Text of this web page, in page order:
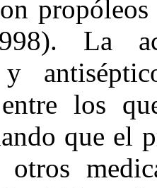
La
y
entre los
que el